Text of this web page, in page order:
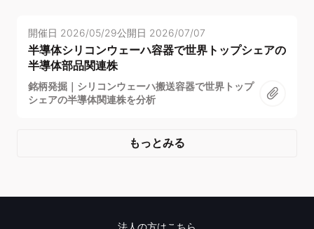
開催日 2026/05/29公開日 2026/07/07
半導体シリコンウェーハ容器で世界トップシェアの
半導体部品関連株
銘柄発掘｜シリコンウェーハ搬送容器で世界トップ
シェアの半導体関連株を分析
もっとみる
法人の方はこちら